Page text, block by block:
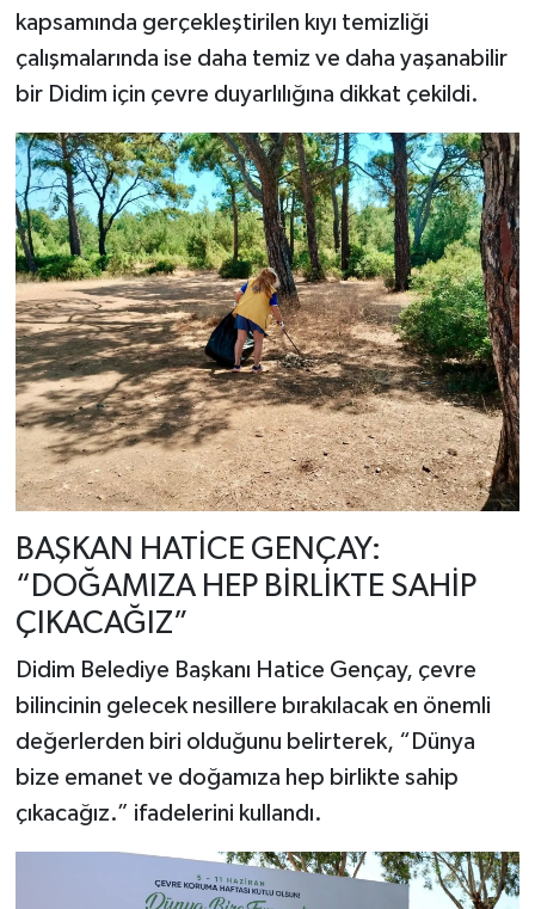
kapsamında gerçekleştirilen kıyı temizliği
çalışmalarında ise daha temiz ve daha yaşanabilir
bir Didim için çevre duyarlılığına dikkat çekildi.
BAŞKAN HATİCE GENÇAY:
“DOĞAMIZA HEP BİRLİKTE SAHİP
ÇIKACAĞIZ”
Didim Belediye Başkanı Hatice Gençay, çevre
bilincinin gelecek nesillere bırakılacak en önemli
değerlerden biri olduğunu belirterek, “Dünya
bize emanet ve doğamıza hep birlikte sahip
çıkacağız.” ifadelerini kullandı.